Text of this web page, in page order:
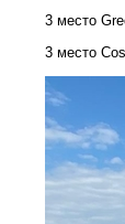
3 место
3 место